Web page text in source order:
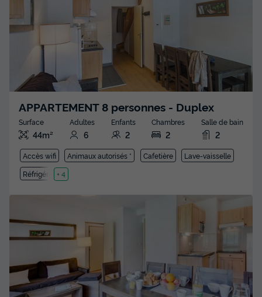
APPARTEMENT 8 personnes - Duplex
Surface
44m²
Adultes
6
Enfants
2
Chambres
2
Salle de bain
2
Accès wifi Animaux autorisés * Cafetière
Lave-vaisselle
Réfrigérateur
+ 4